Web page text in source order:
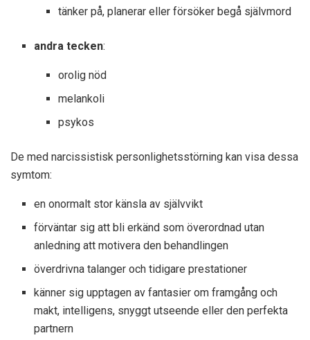
tänker på, planerar eller försöker begå självmord
andra tecken:
orolig nöd
melankoli
psykos
De med narcissistisk personlighetsstörning kan visa dessa
symtom:
en onormalt stor känsla av självvikt
förväntar sig att bli erkänd som överordnad utan
anledning att motivera den behandlingen
överdrivna talanger och tidigare prestationer
känner sig upptagen av fantasier om framgång och
makt, intelligens, snyggt utseende eller den perfekta
partnern